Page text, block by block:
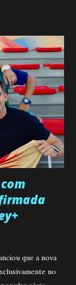
o tipo de
a vida. Camila
seria o
Manuel avisa a
com Joana.
pelo
que ele poderia
a Gabriel
paciente, que está
que a nova
no